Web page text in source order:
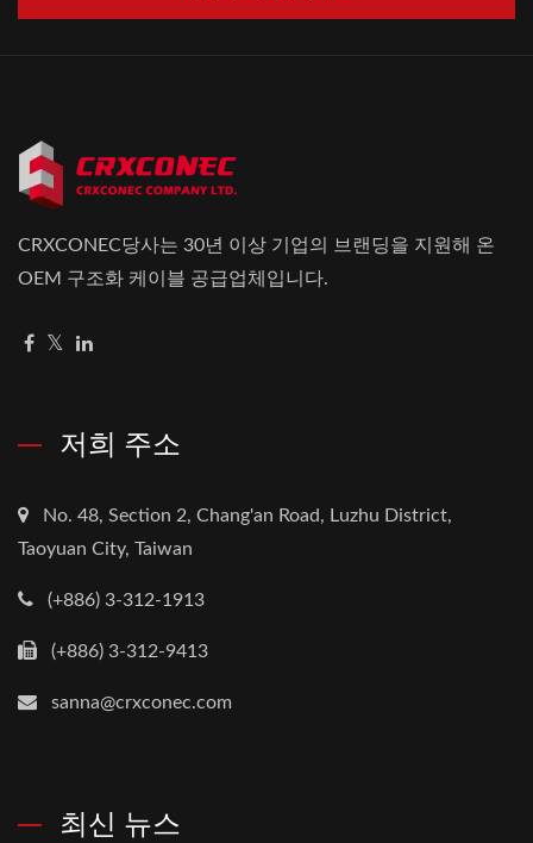
CRXCONEC당사는 30년 이상 기업의 브랜딩을 지원해 온
OEM 구조화 케이블 공급업체입니다.
저희 주소
No. 48, Section 2, Chang'an Road, Luzhu District,
Taoyuan City, Taiwan
(+886) 3-312-1913
(+886) 3-312-9413
sanna@crxconec.com
최신 뉴스